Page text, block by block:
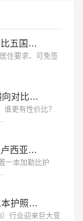
欧盟下最后通牒：加勒比五国投资入籍，2028年或迎终局？
住要求、可免签
2026加勒比五国护照横向对比：谁更有性价比？
更有性价比？
全球身份规划优选：圣卢西亚护照深度解析
一本加勒比护
预算25万美元内拿第二本护照，加勒比五国身份怎么选？
行业迎来巨大变